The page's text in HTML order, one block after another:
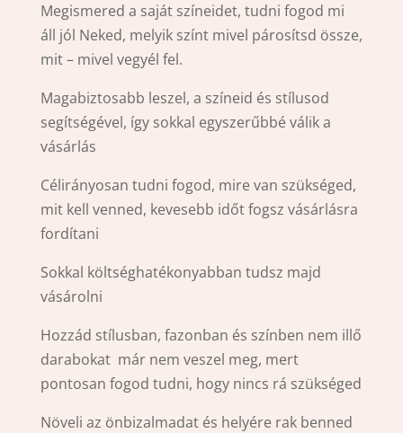
Megismered a saját színeidet, tudni fogod mi
áll jól Neked, melyik színt mivel párosítsd össze,
mit – mivel vegyél fel.
Magabiztosabb leszel, a színeid és stílusod
segítségével, így sokkal egyszerűbbé válik a
vásárlás
Célirányosan tudni fogod, mire van szükséged,
mit kell venned, kevesebb időt fogsz vásárlásra
fordítani
Sokkal költséghatékonyabban tudsz majd
vásárolni
Hozzád stílusban, fazonban és színben nem illő
darabokat már nem veszel meg, mert
pontosan fogod tudni, hogy nincs rá szükséged
Növeli az önbizalmadat és helyére rak benned